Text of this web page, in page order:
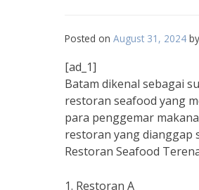
Posted on August 31, 2024 by
[ad_1]
Batam dikenal sebagai
restoran seafood yang
para penggemar
restoran yang dianggap
Restoran Seafood
1. Restoran A